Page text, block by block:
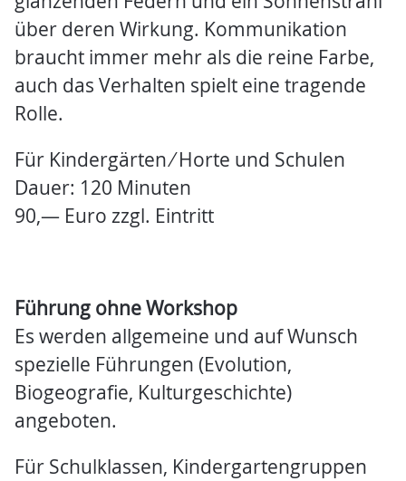
über deren Wirkung. Kommunikation
braucht immer mehr als die reine Farbe,
auch das Verhalten spielt eine tragende
Rolle.
Für Kindergärten ⁄ Horte und Schulen
Dauer: 120 Minuten
90,— Euro zzgl. Eintritt
Führung ohne Workshop
Es werden allgemeine und auf Wunsch
spezielle Führungen (Evolution,
Biogeografie, Kulturgeschichte)
angeboten.
Für Schulklassen, Kindergartengruppen